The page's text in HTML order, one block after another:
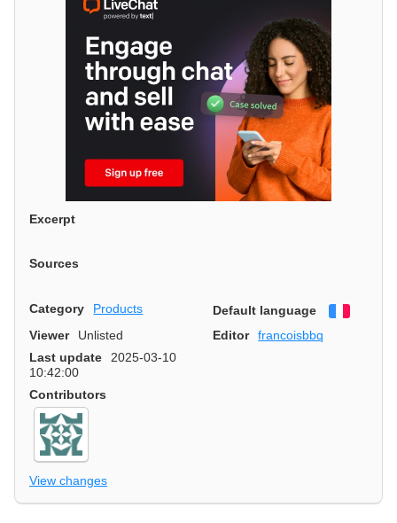
Excerpt
Sources
Category Products Default language
Viewer
Unlisted Editor
francoisbbq
Last update
2025-03-10
10:42:00
Contributors
View changes